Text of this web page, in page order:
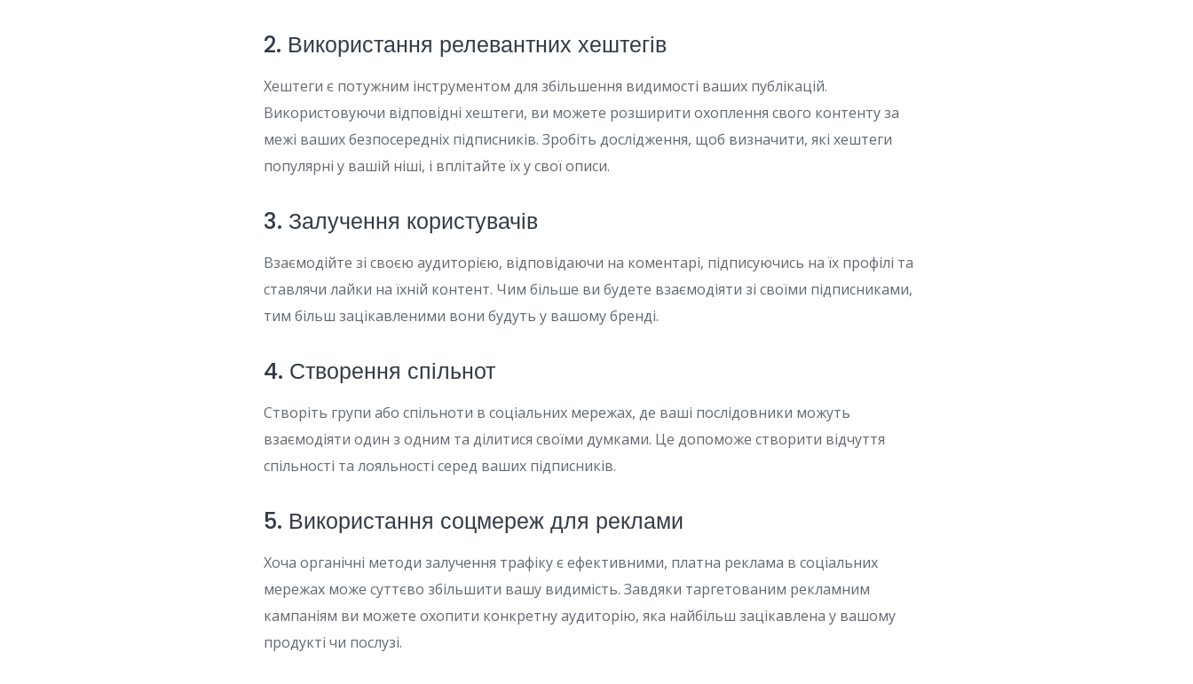
2. Використання релевантних хештегів
Хештеги є потужним інструментом для збільшення видимості ваших публікацій.
Використовуючи відповідні хештеги, ви можете розширити охоплення свого контенту за
межі ваших безпосередніх підписників. Зробіть дослідження, щоб визначити, які хештеги
популярні у вашій ніші, і вплітайте їх у свої описи.
3. Залучення користувачів
Взаємодійте зі своєю аудиторією, відповідаючи на коментарі, підписуючись на їх профілі та
ставлячи лайки на їхній контент. Чим більше ви будете взаємодіяти зі своїми підписниками,
тим більш зацікавленими вони будуть у вашому бренді.
4. Створення спільнот
Створіть групи або спільноти в соціальних мережах, де ваші послідовники можуть
взаємодіяти один з одним та ділитися своїми думками. Це допоможе створити відчуття
спільності та лояльності серед ваших підписників.
5. Використання соцмереж для реклами
Хоча органічні методи залучення трафіку є ефективними, платна реклама в соціальних
мережах може суттєво збільшити вашу видимість. Завдяки таргетованим рекламним
кампаніям ви можете охопити конкретну аудиторію, яка найбільш зацікавлена у вашому
продукті чи послузі.